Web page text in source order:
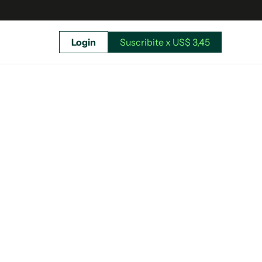
Login Suscribite x US$ 3,45